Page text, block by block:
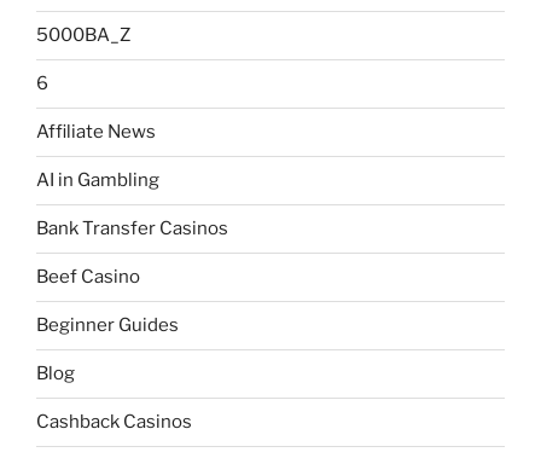
5000BA_Z
6
Affiliate News
AI in Gambling
Bank Transfer Casinos
Beef Casino
Beginner Guides
Blog
Cashback Casinos